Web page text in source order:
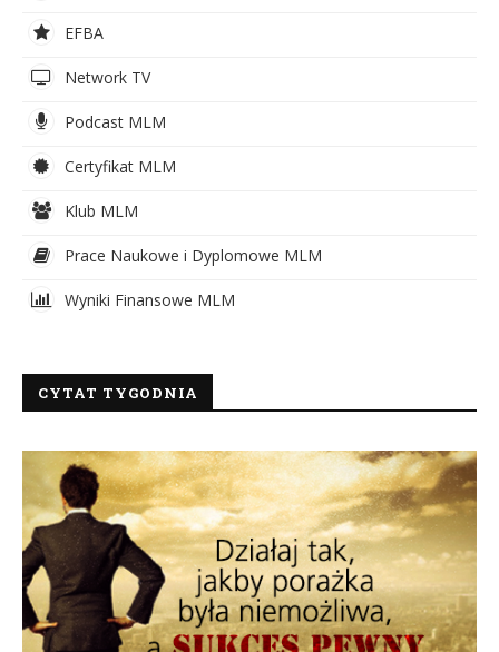
EFBA
Network TV
Podcast MLM
Certyfikat MLM
Klub MLM
Prace Naukowe i Dyplomowe MLM
Wyniki Finansowe MLM
CYTAT TYGODNIA